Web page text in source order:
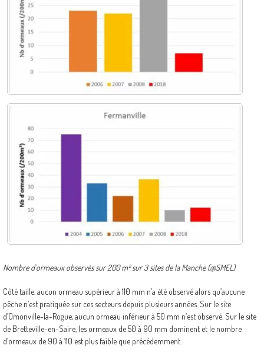
Nombre d’ormeaux observés sur 200 m² sur 3 sites de la Manche (@SMEL)
Côté taille, aucun ormeau supérieur à 110 mm n’a été observé alors qu’aucune
pêche n’est pratiquée sur ces secteurs depuis plusieurs années. Sur le site
d’Omonville-la-Rogue, aucun ormeau inférieur à 50 mm n’est observé. Sur le site
de Bretteville-en-Saire, les ormeaux de 50 à 90 mm dominent et le nombre
d’ormeaux de 90 à 110 est plus faible que précédemment.